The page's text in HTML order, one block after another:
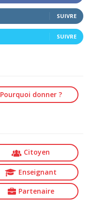
SUIVRE
SUIVRE
Pourquoi donner ?
Citoyen
Enseignant
Partenaire